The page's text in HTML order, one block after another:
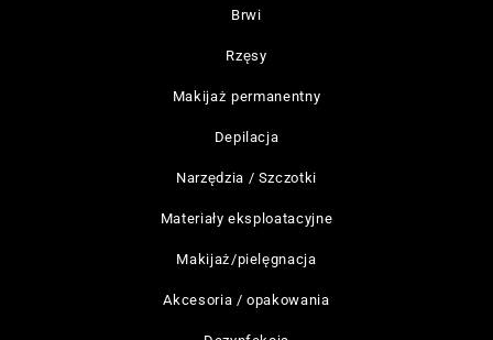
Brwi
Rzęsy
Makijaż permanentny
Depilacja
Narzędzia / Szczotki
Materiały eksploatacyjne
Makijaż/pielęgnacja
Akcesoria / opakowania